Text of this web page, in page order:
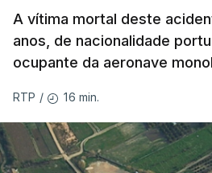
A vítima mortal deste
anos, de nacionalidade
ocupante da aeronave
RTP / 16 min.